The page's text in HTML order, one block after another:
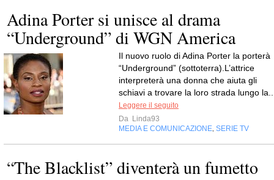
Adina Porter si unisce al drama
“Underground” di WGN America
Il nuovo ruolo di Adina Porter la porterà
“Underground” (sottoterra).L’attrice
interpreterà una donna che aiuta gli
schiavi a trovare la loro strada lungo
Leggere il seguito
Da Linda93
MEDIA E COMUNICAZIONE, SERIE TV
“The Blacklist” diventerà un fumetto